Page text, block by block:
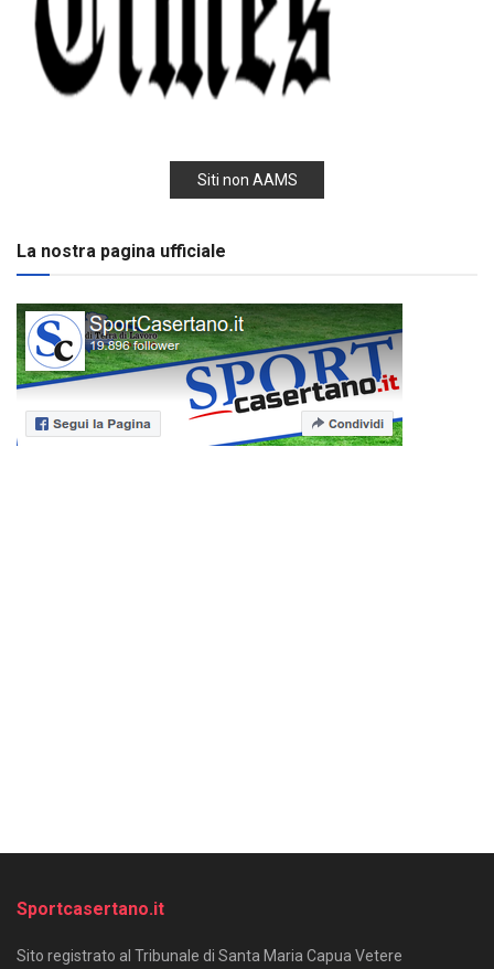
Siti non AAMS
La nostra pagina ufficiale
Sportcasertano.it
Sito registrato al Tribunale di Santa Maria Capua Vetere